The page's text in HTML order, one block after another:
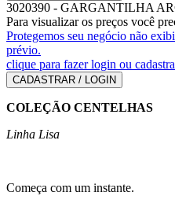
3020390 - GARGANTILHA
Para visualizar os preços você
Protegemos seu negócio não
prévio.
clique para fazer login ou
CADASTRAR / LOGIN
COLEÇÃO CENTELHAS
Linha Lisa
Começa com um instante.